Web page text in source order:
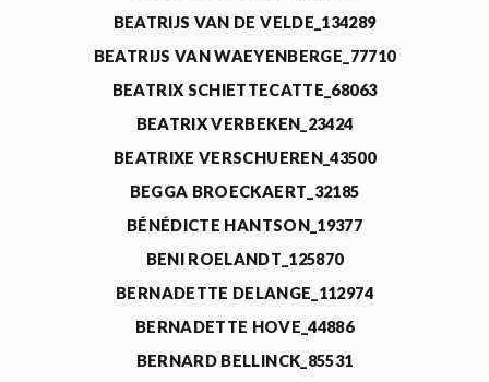
BEATRIJS VAN DE VELDE_134289
BEATRIJS VAN WAEYENBERGE_77710
BEATRIX SCHIETTECATTE_68063
BEATRIX VERBEKEN_23424
BEATRIXE VERSCHUEREN_43500
BEGGA BROECKAERT_32185
BÉNÉDICTE HANTSON_19377
BENI ROELANDT_125870
BERNADETTE DELANGE_112974
BERNADETTE HOVE_44886
BERNARD BELLINCK_85531